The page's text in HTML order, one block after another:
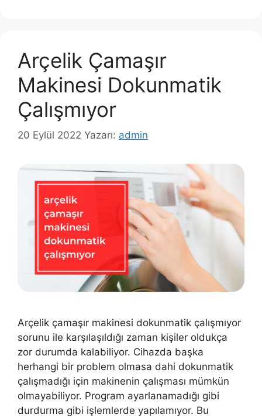
Arçelik Çamaşır
Makinesi Dokunmatik
Çalışmıyor
20 Eylül 2022 Yazarı: admin
Arçelik çamaşır makinesi dokunmatik çalışmıyor
sorunu ile karşılaşıldığı zaman kişiler oldukça
zor durumda kalabiliyor. Cihazda başka
herhangi bir problem olmasa dahi dokunmatik
çalışmadığı için makinenin çalışması mümkün
olmayabiliyor. Program ayarlanamadığı gibi
durdurma gibi işlemlerde yapılamıyor. Bu